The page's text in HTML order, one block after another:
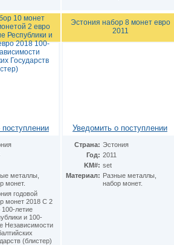
10 монет
2 евро
Республики и
2018 100-
Государств
металлы,
монет.
годовой
монет 2018 С 2
100-летие
и 100-
Независимости
(блистер)
Эстония набор 8 монет евро
2011
Уведомить о поступлении
Страна: Эстония
Год: 2011
KM#: set
Материал: Разные металлы,
набор монет.